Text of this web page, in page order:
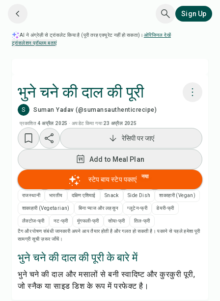
Sign Up
AI ने अंग्रेज़ी से ट्रांसलेट किया है (पूरी तरह एक्यूरेट नहीं हो सकता)। ओरिजिनल देखें·
ट्रांसलेशन प्रॉब्लम बताएं
भुने चने की दाल की पूरी
S Suman Yadav (@sumansauthenticrecipe)
प्रकाशित 4 अप्रैल 2025 ·अपडेट किया गया 23 अप्रैल 2025
रेसिपी वीडियो देखें
Add to Meal Plan
Add to Shopping List
रेसिपी नोट्स
सेव करें
रेसिपी पर जाएं
Add to Meal Plan
स्टेप बाय स्टेप पकाएं नया
राजस्थानी भारतीय दक्षिण एशियाई Snack Side Dish शाकाहारी (Vegan)
शाकाहारी (Vegetarian) बिना प्याज और लहसुन ग्लूटेन-फ्री डेयरी-फ्री
लैक्टोज-फ्री नट-फ्री मूंगफली-फ्री सोया-फ्री
तिल-फ्री
टैग और पोषण संबंधी जानकारी अपने आप तैयार होती है और गलत हो सकती है। पकाने से पहले हमेशा पूरी
सामग्री सूची ज़रूर जाँचें।
भुने चने की दाल की पूरी के बारे में
भुने चने की दाल और मसालों से बनी स्वादिष्ट और कुरकुरी पूरी,
जो स्नैक या साइड डिश के रूप में परफेक्ट है।